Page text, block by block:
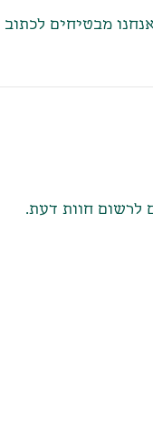
מבטיחים
לרשום חוות דעת.